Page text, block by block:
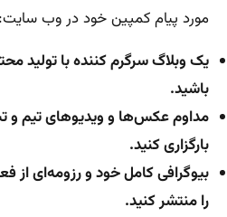
مورد پیام کمپین خود در وب سایت:
یک وبلاگ سرگرم کننده با تولید
باشید.
مداوم عکس‌ها و ویدیوهای تیم و
بارگزاری کنید.
بیوگرافی کامل خود و رزومه‌ای از
را منتشر کنید.